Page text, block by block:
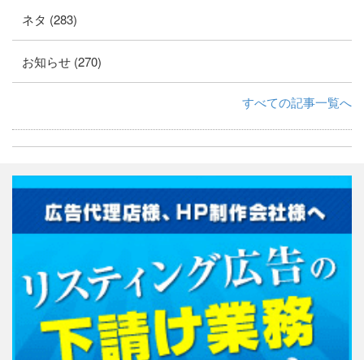
ネタ (283)
お知らせ (270)
すべての記事一覧へ